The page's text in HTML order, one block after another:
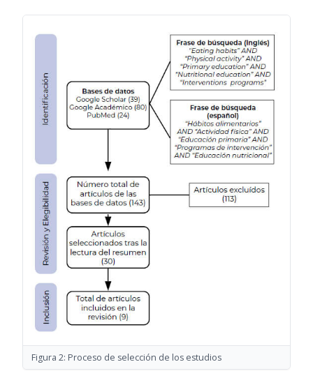
Figura 2: Proceso de selección de los estudios